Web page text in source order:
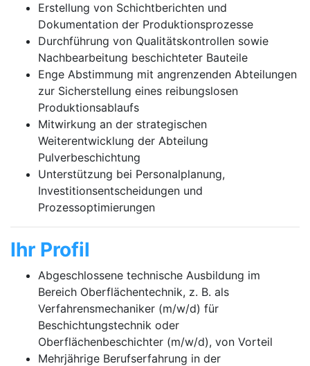
Erstellung von Schichtberichten und
Dokumentation der Produktionsprozesse
Durchführung von Qualitätskontrollen sowie
Nachbearbeitung beschichteter Bauteile
Enge Abstimmung mit angrenzenden Abteilungen
zur Sicherstellung eines reibungslosen
Produktionsablaufs
Mitwirkung an der strategischen
Weiterentwicklung der Abteilung
Pulverbeschichtung
Unterstützung bei Personalplanung,
Investitionsentscheidungen und
Prozessoptimierungen
Ihr Profil
Abgeschlossene technische Ausbildung im
Bereich Oberflächentechnik, z. B. als
Verfahrensmechaniker (m/w/d) für
Beschichtungstechnik oder
Oberflächenbeschichter (m/w/d), von Vorteil
Mehrjährige Berufserfahrung in der